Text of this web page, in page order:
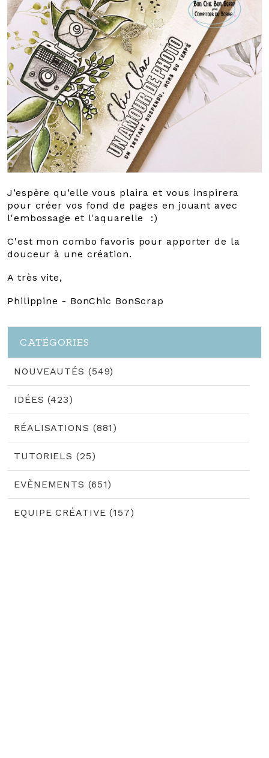
J’espère qu’elle vous plaira et vous inspirera
pour créer vos fond de pages en jouant avec
l'embossage et l'aquarelle :)
C'est mon combo favoris pour apporter de la
douceur à une création.
A très vite,
Philippine - BonChic BonScrap
CATÉGORIES
NOUVEAUTÉS (549)
IDÉES (423)
RÉALISATIONS (881)
TUTORIELS (25)
EVÈNEMENTS (651)
EQUIPE CRÉATIVE (157)